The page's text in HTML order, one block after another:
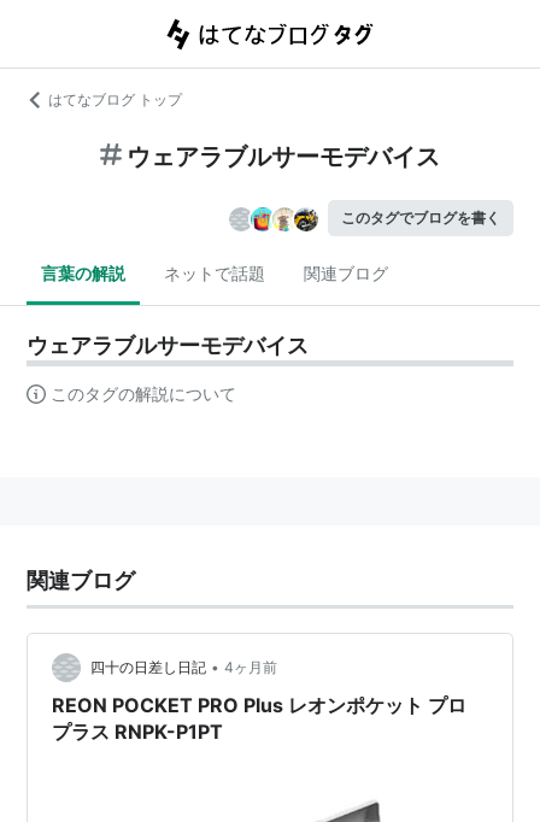
はてなブログ トップ
ウェアラブルサーモデバイス
このタグでブログを書く
言葉の解説 ネットで話題 関連ブログ
ウェアラブルサーモデバイス
このタグの解説について
関連ブログ
四十の日差し日記 • 4ヶ月前
REON POCKET PRO Plus レオンポケット プロ
プラス RNPK-P1PT